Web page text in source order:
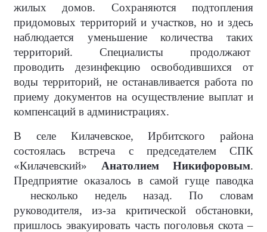
жилых домов. Сохраняются подтопления
придомовых территорий и участков, но и здесь
наблюдается уменьшение количества таких
территорий. Специалисты продолжают
проводить дезинфекцию освободившихся от
воды территорий, не останавливается работа по
приему документов на осуществление выплат и
компенсаций в администрациях.
В селе Килачевское, Ирбитского района
состоялась встреча с председателем СПК
«Килачевский» Анатолием Никифоровым.
Предприятие оказалось в самой гуще паводка
несколько недель назад. По словам
руководителя, из-за критической обстановки,
пришлось эвакуировать часть поголовья скота –